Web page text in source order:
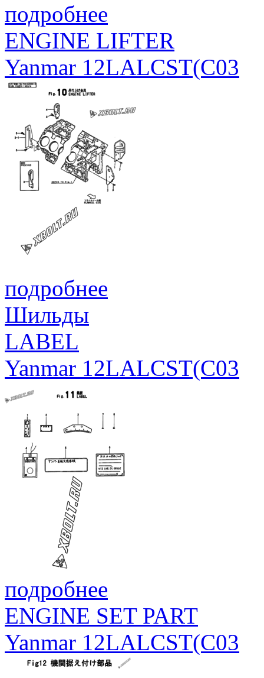
подробнее
ENGINE LIFTER
Yanmar 12LALCST(C03
подробнее
Шильды
LABEL
Yanmar 12LALCST(C03
подробнее
ENGINE SET PART
Yanmar 12LALCST(C03